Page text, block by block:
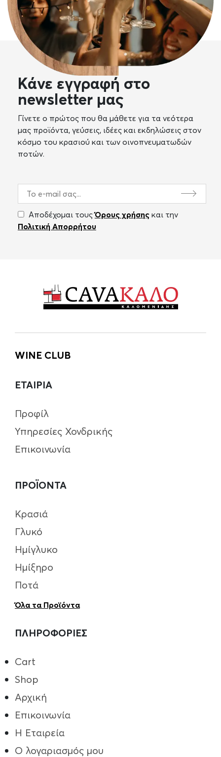
περίσταση.
Εσύ φρόντισε απλά να έχεις την κατάλληλη διάθεση.
Τα υπόλοιπα τα αναλαμβάνουμε εμείς, με προσεκτικά
επιλεγμένες ετικέτες και
δωρεάν αποστολή για
αγορές άνω των 50 €.
Κάνε εγγραφή στο
newsletter μας
Γίνετε ο πρώτος που θα μάθετε για τα νεότερα
μας προϊόντα, γεύσεις, ιδέες και εκδηλώσεις στον
κόσμο του κρασιού και των οινοπνευματωδών
ποτών.
Αποδέχομαι τουςΌρους χρήσηςκαι την
Πολιτική Απορρήτου
WINE CLUB
ΕΤΑΙΡΙΑ
Προφίλ
Υπηρεσίες Χονδρικής
Επικοινωνία
ΠΡΟΪΟΝΤΑ
Κρασιά
Γλυκό
Ημίγλυκο
Ημίξηρο
Ποτά
Όλα τα Προϊόντα
ΠΛΗΡΟΦΟΡΙΕΣ
Cart
Shop
Αρχική
Επικοινωνία
Η Εταιρεία
Ο λογαριασμός μου